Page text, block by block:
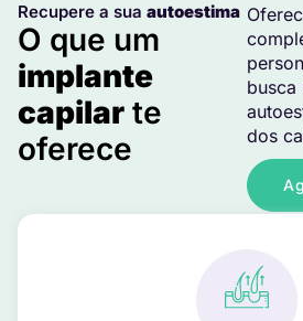
Recupere a sua autoestima
O que um
implante
capilar te
oferece
busca
dos